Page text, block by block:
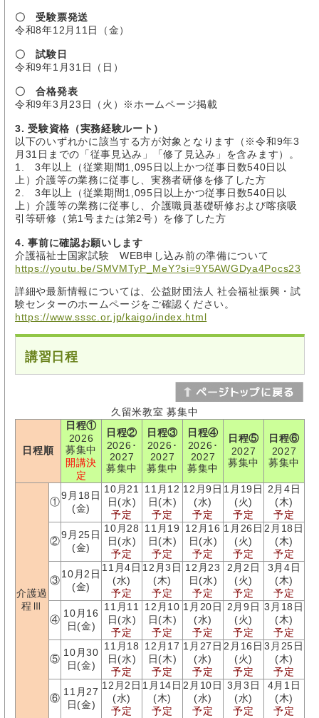
〇 受験票発送
令和8年12月11日（金）
〇 試験日
令和9年1月31日（日）
〇 合格発表
令和9年3月23日（火）※ホームページ掲載
3. 受験資格（実務経験ルート）
以下のいずれかに該当する方が対象となります（※令和9年3
月31日までの「従事見込み」「修了見込み」を含みます）。
1. 3年以上（従業期間1,095日以上かつ従事日数540日以
上）介護等の業務に従事し、実務者研修を修了した方
2. 3年以上（従業期間1,095日以上かつ従事日数540日以
上）介護等の業務に従事し、介護職員基礎研修および喀痰吸
引等研修（第1号または第2号）を修了した方
4. 事前に確認お願いします
介護福祉士国家試験 WEB申し込み前の準備について
https://youtu.be/SMVMTyP_MeY?si=9Y5AWGDya4Pocs23
詳細や最新情報については、公益財団法人 社会福祉振興・試
験センターのホームページをご確認ください。
https://www.sssc.or.jp/kaigo/index.html
講習日程
久留米教室 募集中
日程順
日程①
2026
募集中
開講決
定
日程②
2026･
2027
募集中
日程③
2026･
2027
募集中
日程④
2026･
2027
募集中
日程⑤
2027
募集中
日程⑥
2027
募集中
介護過
程Ⅲ
①
9月18日
(金)
10月21
日(水)
予定
11月12
日(木)
予定
12月9日
(水)
予定
1月19日
(火)
予定
2月4日
(木)
予定
②
9月25日
(金)
10月28
日(水)
予定
11月19
日(木)
予定
12月16
日(水)
予定
1月26日
(火)
予定
2月18日
(木)
予定
③
10月2日
(金)
11月4日
(水)
予定
12月3日
(木)
予定
12月23
日(水)
予定
2月2日
(火)
予定
3月4日
(木)
予定
④
10月16
日(金)
11月11
日(水)
予定
12月10
日(木)
予定
1月20日
(水)
予定
2月9日
(火)
予定
3月18日
(木)
予定
⑤
10月30
日(金)
11月18
日(水)
予定
12月17
日(木)
予定
1月27日
(水)
予定
2月16日
(火)
予定
3月25日
(木)
予定
⑥
11月27
日(金)
12月2日
(水)
予定
1月14日
(木)
予定
2月10日
(水)
予定
3月3日
(水)
予定
4月1日
(木)
予定